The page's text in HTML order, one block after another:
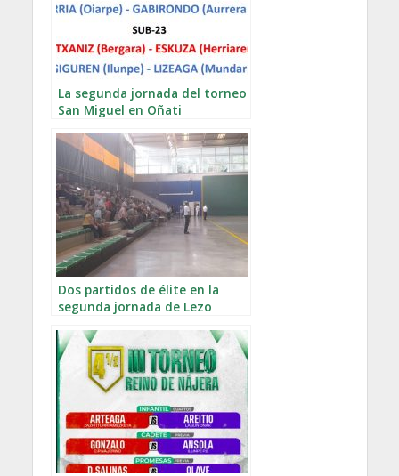
La segunda jornada del torneo
San Miguel en Oñati
Dos partidos de élite en la
segunda jornada de Lezo